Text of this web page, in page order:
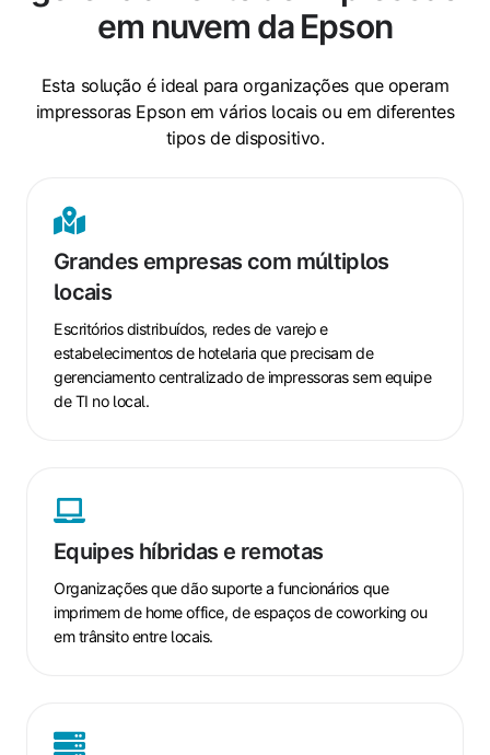
em nuvem da Epson
Esta solução é ideal para organizações que operam
impressoras Epson em vários locais ou em diferentes
tipos de dispositivo.
Grandes empresas com múltiplos
locais
Escritórios distribuídos, redes de varejo e
estabelecimentos de hotelaria que precisam de
gerenciamento centralizado de impressoras sem equipe
de TI no local.
empresas
com
múltiplos
locais
Equipes híbridas e remotas
Organizações que dão suporte a funcionários que
imprimem de home office, de espaços de coworking ou
em trânsito entre locais.
híbridas
remotas